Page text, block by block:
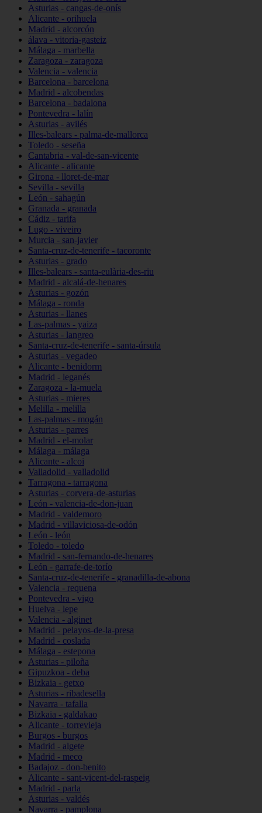
Asturias - cangas-de-onís
Alicante - orihuela
Madrid - alcorcón
álava - vitoria-gasteiz
Málaga - marbella
Zaragoza - zaragoza
Valencia - valencia
Barcelona - barcelona
Madrid - alcobendas
Barcelona - badalona
Pontevedra - lalín
Asturias - avilés
Illes-balears - palma-de-mallorca
Toledo - seseña
Cantabria - val-de-san-vicente
Alicante - alicante
Girona - lloret-de-mar
Sevilla - sevilla
León - sahagún
Granada - granada
Cádiz - tarifa
Lugo - viveiro
Murcia - san-javier
Santa-cruz-de-tenerife - tacoronte
Asturias - grado
Illes-balears - santa-eulària-des-riu
Madrid - alcalá-de-henares
Asturias - gozón
Málaga - ronda
Asturias - llanes
Las-palmas - yaiza
Asturias - langreo
Santa-cruz-de-tenerife - santa-úrsula
Asturias - vegadeo
Alicante - benidorm
Madrid - leganés
Zaragoza - la-muela
Asturias - mieres
Melilla - melilla
Las-palmas - mogán
Asturias - parres
Madrid - el-molar
Málaga - málaga
Alicante - alcoi
Valladolid - valladolid
Tarragona - tarragona
Asturias - corvera-de-asturias
León - valencia-de-don-juan
Madrid - valdemoro
Madrid - villaviciosa-de-odón
León - león
Toledo - toledo
Madrid - san-fernando-de-henares
León - garrafe-de-torío
Santa-cruz-de-tenerife - granadilla-de-abona
Valencia - requena
Pontevedra - vigo
Huelva - lepe
Valencia - alginet
Madrid - pelayos-de-la-presa
Madrid - coslada
Málaga - estepona
Asturias - piloña
Gipuzkoa - deba
Bizkaia - getxo
Asturias - ribadesella
Navarra - tafalla
Bizkaia - galdakao
Alicante - torrevieja
Burgos - burgos
Madrid - algete
Madrid - meco
Badajoz - don-benito
Alicante - sant-vicent-del-raspeig
Madrid - parla
Asturias - valdés
Navarra - pamplona